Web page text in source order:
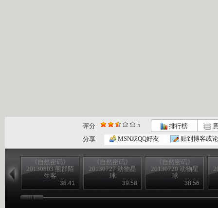
评分 5 排行榜
分享
MSN或QQ好友 贴到博客或
《自然密码》
20130803 熊群陌
生客
38:41
《自然密码》
20130727 动物星
球
39:58
《自然密码》
20130720 动物星
球
38:56